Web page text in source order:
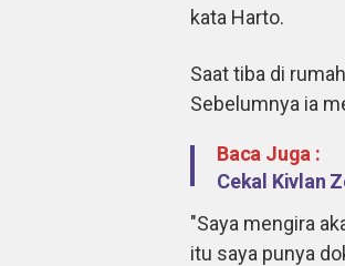
kata Harto.
Saat tiba di
Sebelumnya ia
Baca Juga :
Cekal Kivlan
"Saya mengira
itu saya punya